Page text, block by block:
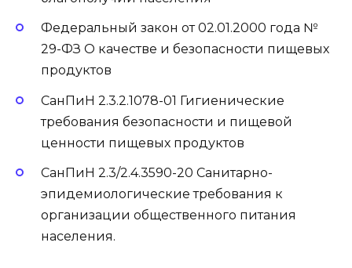
Федеральный закон от 02.01.2000 года №
29-ФЗ О качестве и безопасности пищевых
продуктов
СанПиН 2.3.2.1078-01 Гигиенические
требования безопасности и пищевой
ценности пищевых продуктов
СанПиН 2.3/2.4.3590-20 Санитарно-
эпидемиологические требования к
организации общественного питания
населения.